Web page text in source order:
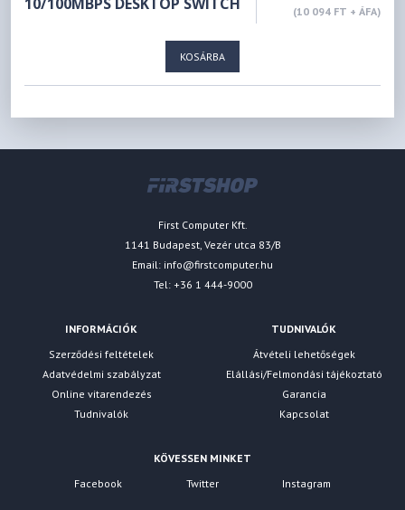
(10 094 FT + ÁFA)
KOSÁRBA
First Computer Kft.
1141 Budapest, Vezér utca 83/B
Email: info@firstcomputer.hu
Tel: +36 1 444-9000
INFORMÁCIÓK
Szerződési feltételek
Adatvédelmi szabályzat
Online vitarendezés
Tudnivalók
TUDNIVALÓK
Átvételi lehetőségek
Elállási/Felmondási tájékoztató
Garancia
Kapcsolat
KÖVESSEN MINKET
Facebook
Twitter Instagram